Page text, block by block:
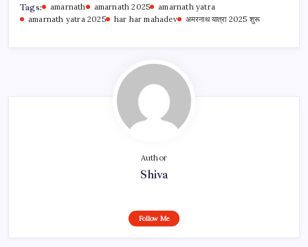
Tags: amarnath amarnath 2025
amarnath yatra
amarnath yatra 2025
har har mahadev अमरनाथ यात्रा 2025 शुरू
Author
Shiva
Follow Me